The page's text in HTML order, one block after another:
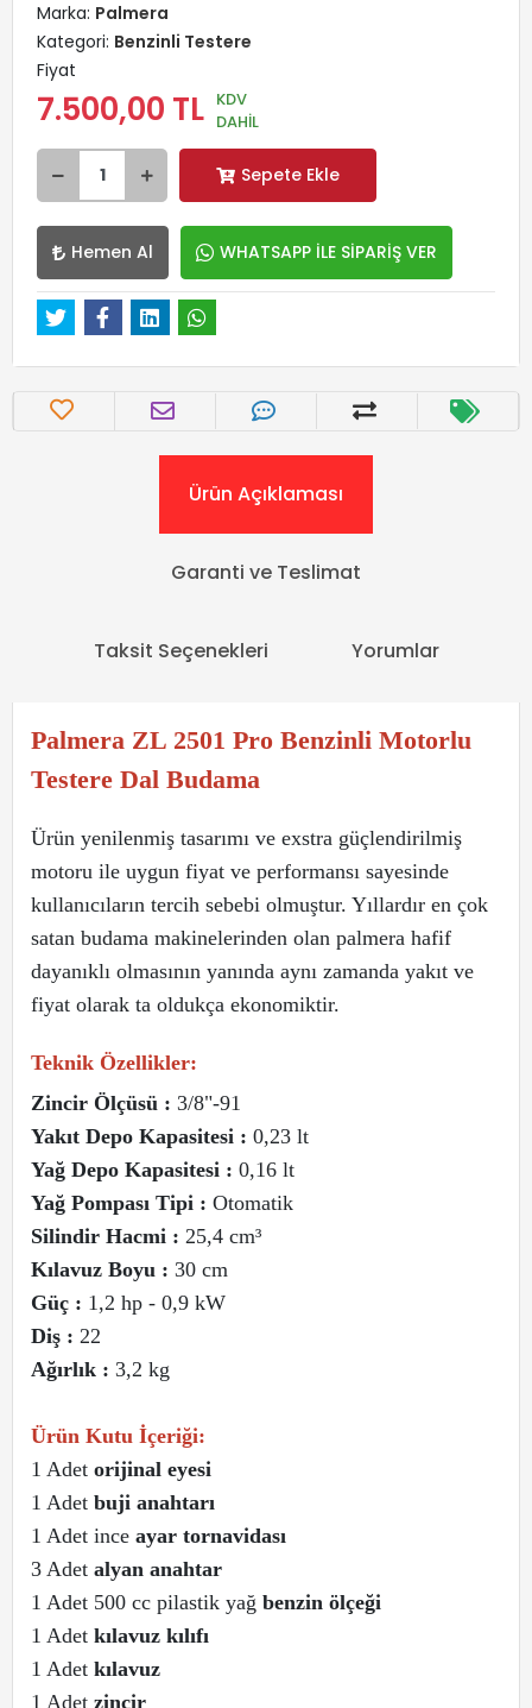
Marka: Palmera
Kategori: Benzinli Testere
Fiyat
7.500,00 TL KDV
DAHİL
Sepete Ekle
Hemen Al WHATSAPP İLE SİPARİŞ VER
Ürün Açıklaması
Garanti ve Teslimat
Taksit Seçenekleri Yorumlar
Palmera ZL 2501 Pro Benzinli Motorlu
Testere Dal Budama
Ürün yenilenmiş tasarımı ve exstra güçlendirilmiş
motoru ile uygun fiyat ve performansı sayesinde
kullanıcıların tercih sebebi olmuştur. Yıllardır en çok
satan budama makinelerinden olan palmera hafif
dayanıklı olmasının yanında aynı zamanda yakıt ve
fiyat olarak ta oldukça ekonomiktir.
Teknik Özellikler:
Zincir Ölçüsü : 3/8"-91
Yakıt Depo Kapasitesi : 0,23 lt
Yağ Depo Kapasitesi : 0,16 lt
Yağ Pompası Tipi : Otomatik
Silindir Hacmi : 25,4 cm³
Kılavuz Boyu : 30 cm
Güç : 1,2 hp - 0,9 kW
Diş : 22
Ağırlık : 3,2 kg
Ürün Kutu İçeriği:
1 Adet orijinal eyesi
1 Adet buji anahtarı
1 Adet ince ayar tornavidası
3 Adet alyan anahtar
1 Adet 500 cc pilastik yağ benzin ölçeği
1 Adet kılavuz kılıfı
1 Adet kılavuz
1 Adet zincir